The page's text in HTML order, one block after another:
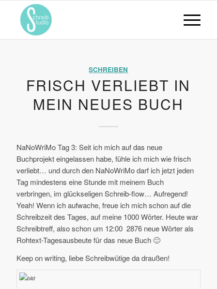
SCHREIBEN
FRISCH VERLIEBT IN
MEIN NEUES BUCH
NaNoWriMo Tag 3: Seit ich mich auf das neue
Buchprojekt eingelassen habe, fühle ich mich wie frisch
verliebt… und durch den NaNoWriMo darf ich jetzt jeden
Tag mindestens eine Stunde mit meinem Buch
verbringen, im glückseligen Schreib-flow… Aufregend!
Yeah! Wenn ich aufwache, freue ich mich schon auf die
Schreibzeit des Tages, auf meine 1000 Wörter. Heute war
Schreibtreff, also schon um 12:00 2876 neue Wörter als
Rohtext-Tagesausbeute für das neue Buch 🙂
Keep on writing, liebe Schreibwütige da draußen!